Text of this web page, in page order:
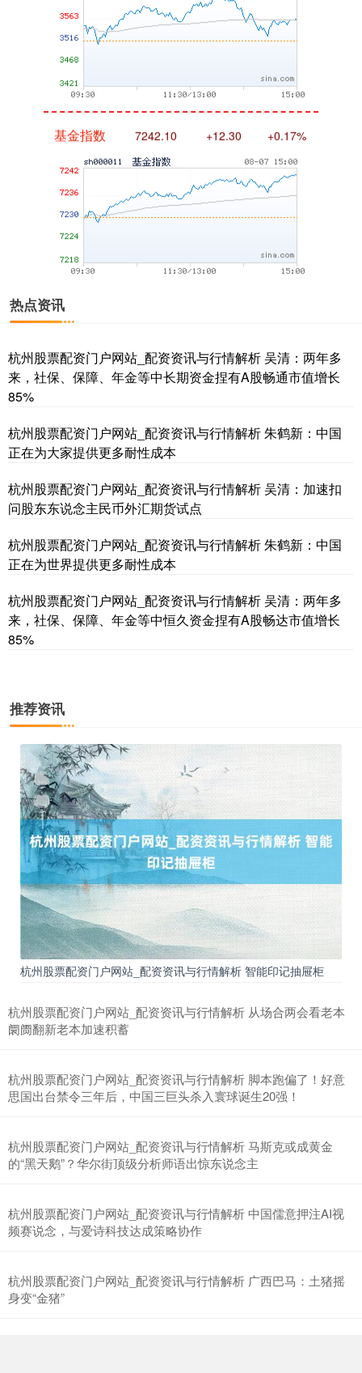
基金指数 7242.10 +12.30 +0.17%
深证成指 14311.01 +200.89 +1.42%
北证50 1134.24 +11.37
热点资讯
杭州股票配资门户网站_配资资讯与行情解析 吴清：两年多
来，社保、保障、年金等中长期资金捏有A股畅通市值增长
85%
杭州股票配资门户网站_配资资讯与行情解析 朱鹤新：中国
正在为大家提供更多耐性成本
杭州股票配资门户网站_配资资讯与行情解析 吴清：加速扣
问股东东说念主民币外汇期货试点
杭州股票配资门户网站_配资资讯与行情解析 朱鹤新：中国
正在为世界提供更多耐性成本
杭州股票配资门户网站_配资资讯与行情解析 吴清：两年多
来，社保、保障、年金等中恒久资金捏有A股畅达市值增长
85%
推荐资讯
杭州股票配资门户网站_配资资讯与行情解析 智能印记抽屉柜
杭州股票配资门户网站_配资资讯与行情解析 从场合两会看老本
阛阓翻新老本加速积蓄
杭州股票配资门户网站_配资资讯与行情解析 脚本跑偏了！好意
思国出台禁令三年后，中国三巨头杀入寰球诞生20强！
杭州股票配资门户网站_配资资讯与行情解析 马斯克或成黄金
的“黑天鹅”？华尔街顶级分析师语出惊东说念主
杭州股票配资门户网站_配资资讯与行情解析 中国儒意押注AI视
频赛说念，与爱诗科技达成策略协作
杭州股票配资门户网站_配资资讯与行情解析 广西巴马：土猪摇
身变“金猪”